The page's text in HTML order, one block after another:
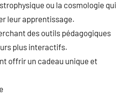
ou la cosmologie qui
leur apprentissage.
des outils pédagogiques
plus interactifs.
offrir un cadeau unique et